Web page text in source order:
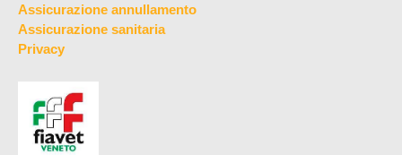
Assicurazione annullamento
Assicurazione sanitaria
Privacy